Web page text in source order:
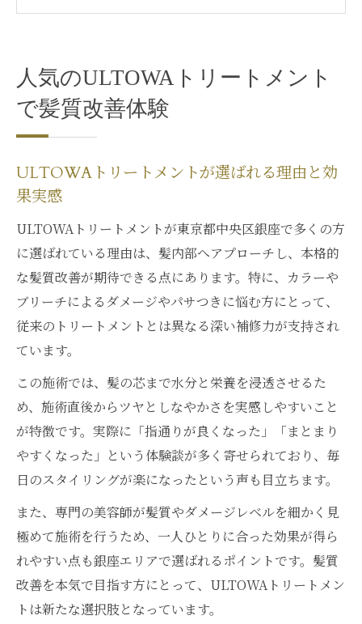
ULTOWAトリートメントで叶う理想の髪質
改善
話題の施術が叶える理想の美髪へ
解説
理想の美髪を目指すならULTOWAトリート
メント
髪質改善を実感できるULTOWAトリートメ
現
話題のULTOWAトリートメントの美髪効果
とは
ハイダメージも安心の髪質改善メニュー
トメント
ULTOWAトリートメントの内部補修効果を
徹底解説
ダメージを抑えるULTOWAトリートメント
人気のULTOWAトリートメント
で髪質改善体験
ULTOWAトリートメントが選ばれる理由と効
果実感
ULTOWAトリートメントが東京都中央区銀座で多くの方
に選ばれている理由は、髪内部へアプローチし、本格的
な髪質改善が期待できる点にあります。特に、カラーや
ブリーチによるダメージやパサつきに悩む方にとって、
従来のトリートメントとは異なる深い補修力が支持され
ています。
この施術では、髪の芯まで水分と栄養を浸透させるた
め、施術直後からツヤとしなやかさを実感しやすいこと
が特徴です。実際に「指通りが良くなった」「まとまり
やすくなった」という体験談が多く寄せられており、毎
日のスタイリングが楽になったという声も目立ちます。
また、専門の美容師が髪質やダメージレベルを細かく見
極めて施術を行うため、一人ひとりに合った効果が得ら
れやすい点も銀座エリアで選ばれるポイントです。髪質
改善を本気で目指す方にとって、ULTOWAトリートメン
トは新たな選択肢となっています。